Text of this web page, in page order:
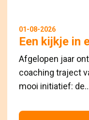
01-08-2026
Een kijkje in
Afgelopen jaar
coaching traject
mooi initiatief: